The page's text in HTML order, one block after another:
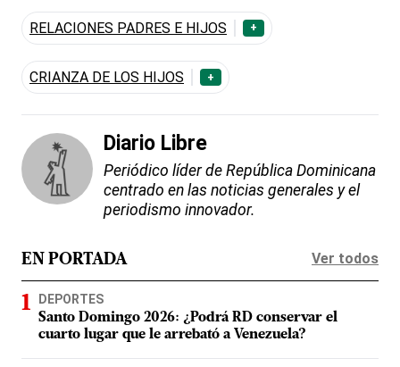
RELACIONES PADRES E HIJOS +
CRIANZA DE LOS HIJOS +
Diario Libre
Periódico líder de República Dominicana
centrado en las noticias generales y el
periodismo innovador.
EN PORTADA Ver todos
DEPORTES
Santo Domingo 2026: ¿Podrá RD conservar el
cuarto lugar que le arrebató a Venezuela?